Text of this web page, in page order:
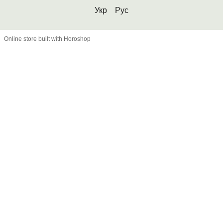
Укр Рус
Online store built with Horoshop